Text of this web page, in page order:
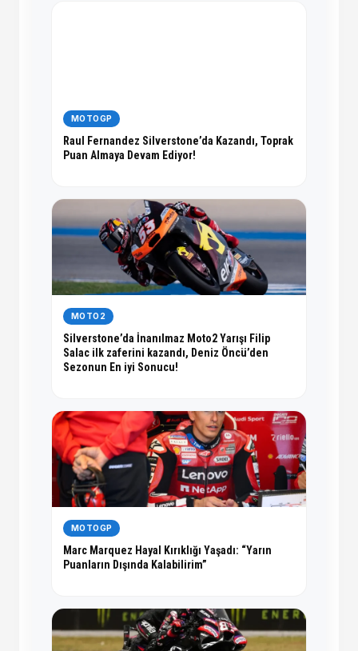
MOTOGP
Raul Fernandez Silverstone’da Kazandı, Toprak
Puan Almaya Devam Ediyor!
MOTO2
Silverstone’da İnanılmaz Moto2 Yarışı Filip
Salac ilk zaferini kazandı, Deniz Öncü’den
Sezonun En iyi Sonucu!
MOTOGP
Marc Marquez Hayal Kırıklığı Yaşadı: “Yarın
Puanların Dışında Kalabilirim”